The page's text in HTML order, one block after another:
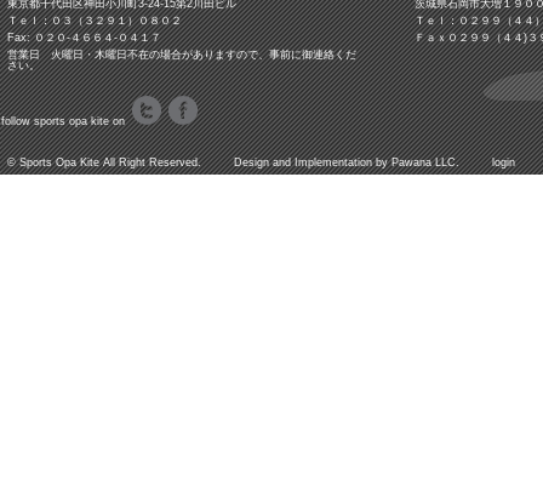
東京都千代田区神田小川町3‐24‐15第2川田ビル
Ｔｅｌ：０３（３２９１）０８０２
Fax: ０２０-４６６４-０４１７
営業日 火曜日・木曜日不在の場合がありますので、事前に御連絡くだ
さい。
follow sports opa kite on
茨城県石岡市大増１９０
Ｔｅｌ：０２９９（４４
Ｆａｘ０２９９（４４)３
©Sports Opa KiteAll Right Reserved. Design and Implementation byPawana LLC. login